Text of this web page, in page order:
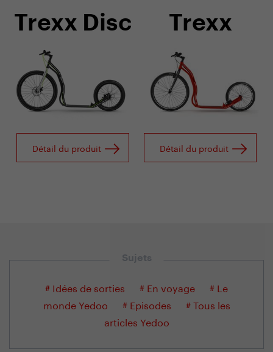
Trexx Disc
Détail du produit
Trexx
Détail du produit
Sujets
# Idées de sorties # En voyage
# Le
monde Yedoo
# Episodes
# Tous les
articles Yedoo